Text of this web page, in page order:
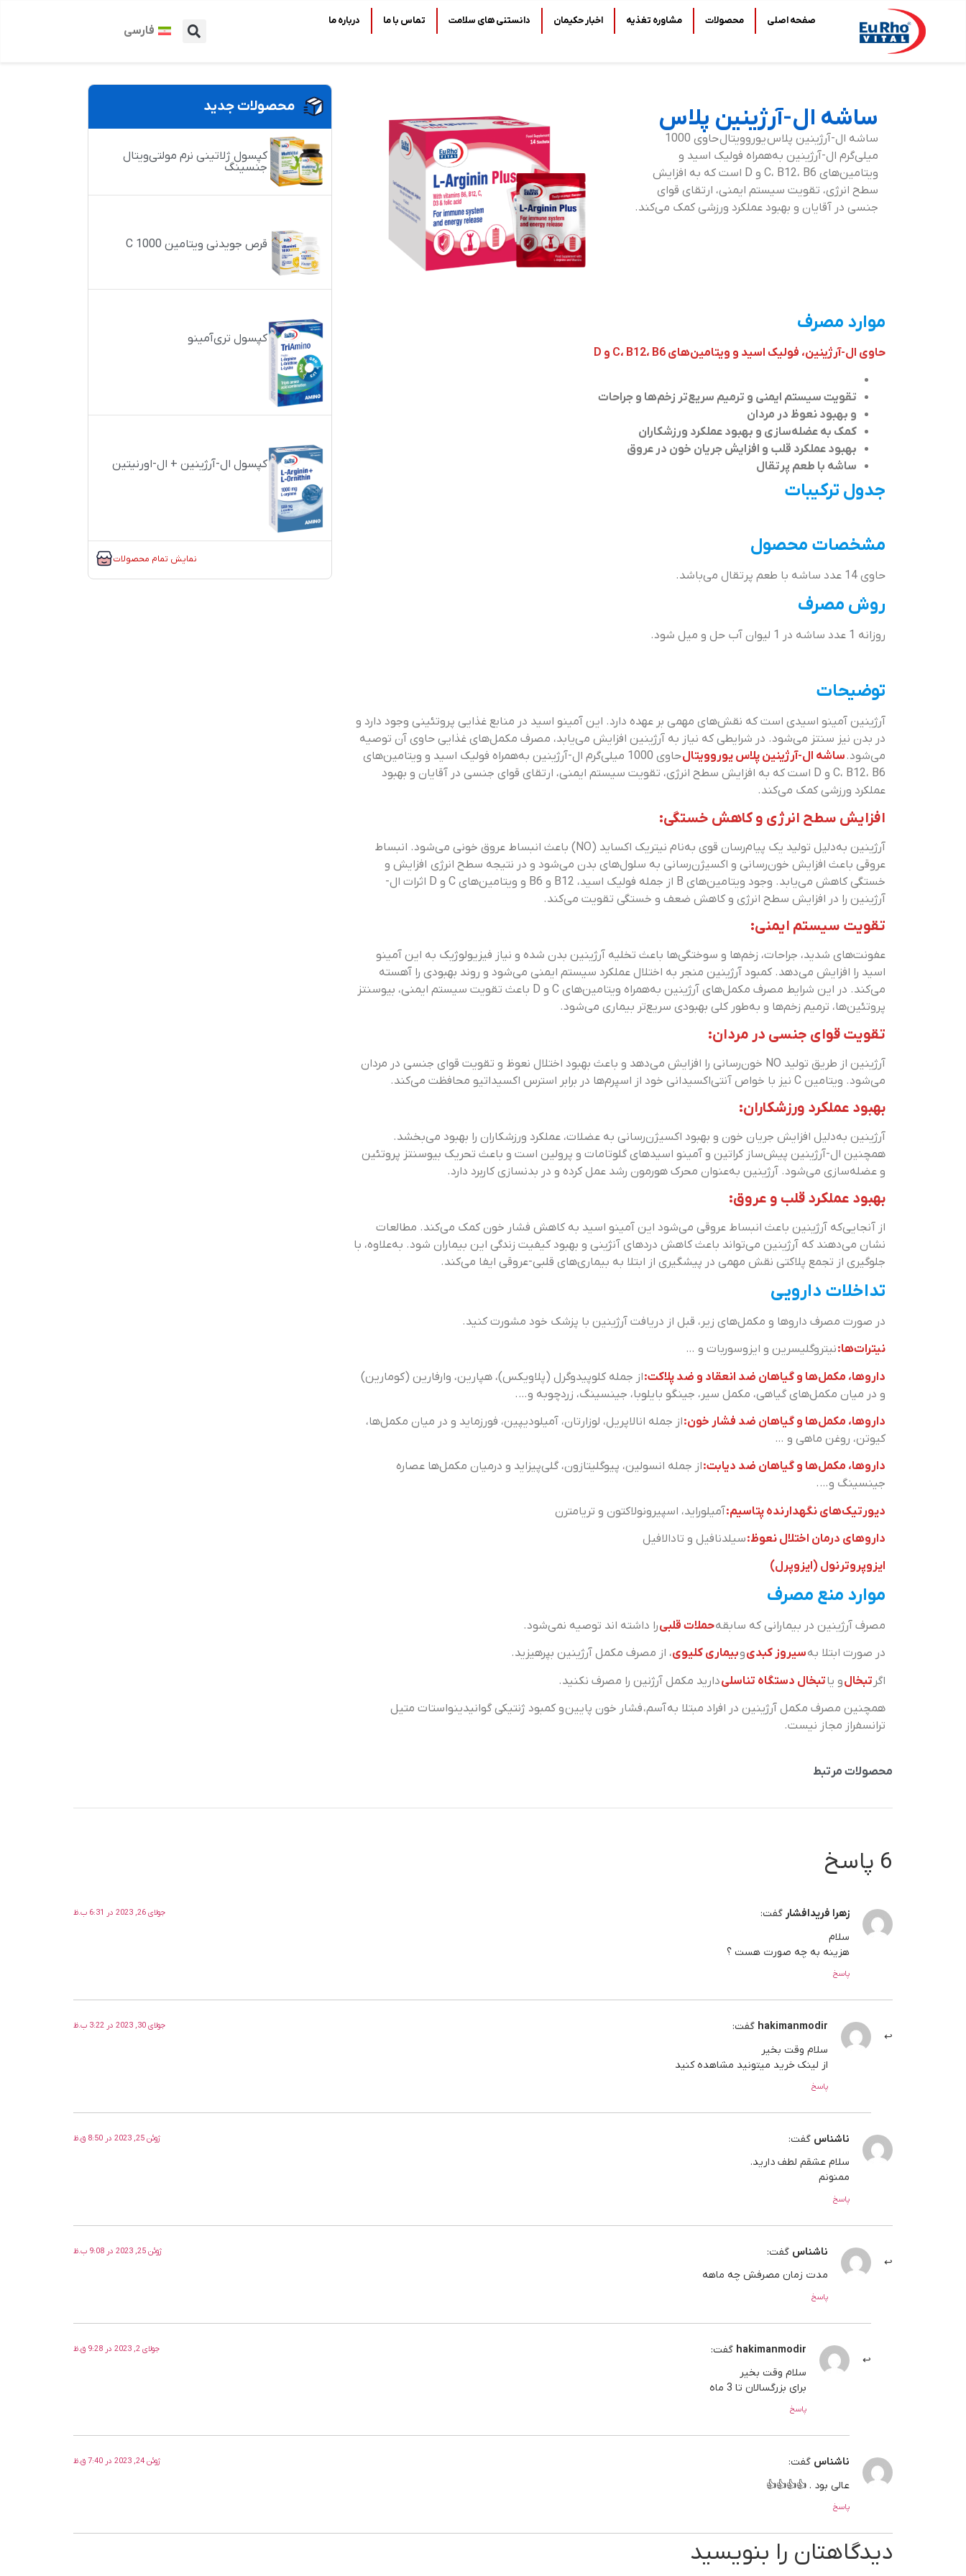
صفحه اصلی محصولات مشاوره تغذیه اخبار حکیمان دانستنی های سلامت تماس با ما درباره ما
فارسی
ساشه ال-آرژینین پلاس
ساشه ال-آرژینین پلاس یوروویتال حاوی 1000
میلی‌گرم ال-آرژینین به‌همراه فولیک اسید و
ویتامین‌های C، B12، B6 و D است که به افزایش
سطح انرژی، تقویت سیستم ایمنی، ارتقای قوای
جنسی در آقایان و بهبود عملکرد ورزشی کمک می‌کند.
موارد مصرف
حاوی ال-آرژینین، فولیک اسید و ویتامین‌های C، B12، B6 و D
تقویت سیستم ایمنی و ترمیم سریع‌تر زخم‌ها و جراحات
و بهبود نعوظ در مردان
کمک به عضله‌سازی و بهبود عملکرد ورزشکاران
بهبود عملکرد قلب و افزایش جریان خون در عروق
ساشه با طعم پرتقال
جدول ترکیبات
مشخصات محصول
حاوی 14 عدد ساشه با طعم پرتقال می‌باشد.
روش مصرف
روزانه 1 عدد ساشه در 1 لیوان آب حل و میل شود.
توضیحات
آرژینین آمینو اسیدی است که نقش‌های مهمی بر عهده دارد. این آمینو اسید در منابع غذایی پروتئینی وجود دارد و
در بدن نیز سنتز می‌شود. در شرایطی که نیاز به آرژینین افزایش می‌یابد، مصرف مکمل‌های غذایی حاوی آن توصیه
می‌شود. ساشه ال-آرژینین پلاس یوروویتال
حاوی 1000 میلی‌گرم ال-آرژینین به‌همراه فولیک اسید و ویتامین‌های
C، B12، B6 و D است که به افزایش سطح انرژی، تقویت سیستم ایمنی، ارتقای قوای جنسی در آقایان و بهبود
عملکرد ورزشی کمک می‌کند.
افزایش سطح انرژی و کاهش خستگی:
آرژینین به‌دلیل تولید یک پیام‌رسان قوی به‌نام نیتریک اکساید (NO) باعث انبساط عروق خونی می‌شود. انبساط
عروقی باعث افزایش خون‌رسانی و اکسیژن‌رسانی به سلول‌های بدن می‌شود و در نتیجه سطح انرژی افزایش و
خستگی کاهش می‌یابد. وجود ویتامین‌های B از جمله فولیک اسید، B12 و B6 و ویتامین‌های C و D اثرات ال-
آرژینین را در افزایش سطح انرژی و کاهش ضعف و خستگی تقویت می‌کند.
تقویت سیستم ایمنی:
عفونت‌های شدید، جراحات، زخم‌ها و سوختگی‌ها باعث تخلیه آرژینین بدن شده و نیاز فیزیولوژیک به این آمینو
اسید را افزایش می‌دهد. کمبود آرژینین منجر به اختلال عملکرد سیستم ایمنی می‌شود و روند بهبودی را آهسته
می‌کند. در این شرایط مصرف مکمل‌های آرژینین به‌همراه ویتامین‌های C و D باعث تقویت سیستم ایمنی، بیوسنتز
پروتئین‌ها، ترمیم زخم‌ها و به‌طور کلی بهبودی سریع‌تر بیماری می‌شود.
تقویت قوای جنسی در مردان:
آرژینین از طریق تولید NO خون‌رسانی را افزایش می‌دهد و باعث بهبود اختلال نعوظ و تقویت قوای جنسی در مردان
می‌شود. ویتامین C نیز با خواص آنتی‌اکسیدانی خود از اسپرم‌ها در برابر استرس اکسیداتیو محافظت می‌کند.
بهبود عملکرد ورزشکاران:
آرژینین به‌دلیل افزایش جریان خون و بهبود اکسیژن‌رسانی به عضلات، عملکرد ورزشکاران را بهبود می‌بخشد.
همچنین ال-آرژینین پیش‌ساز کراتین و آمینو اسیدهای گلوتامات و پرولین است و باعث تحریک بیوسنتز پروتئین
و عضله‌سازی می‌شود. آرژینین به‌عنوان محرک هورمون رشد عمل کرده و در بدنسازی کاربرد دارد.
بهبود عملکرد قلب و عروق:
از آنجایی‌که آرژینین باعث انبساط عروقی می‌شود این آمینو اسید به کاهش فشار خون کمک می‌کند. مطالعات
نشان می‌دهند که آرژینین می‌تواند باعث کاهش دردهای آنژینی و بهبود کیفیت زندگی این بیماران شود. به‌علاوه، با
جلوگیری از تجمع پلاکتی نقش مهمی در پیشگیری از ابتلا به بیماری‌های قلبی-عروقی ایفا می‌کند.
تداخلات دارویی
در صورت مصرف داروها و مکمل‌های زیر، قبل از دریافت آرژینین با پزشک خود مشورت کنید.
نیترات‌ها:نیتروگلیسرین و ایزوسوربات و …
داروها، مکمل‌ها و گیاهان ضد انعقاد و ضد پلاکت:از جمله کلوپیدوگرل (پلاویکس)، هپارین، وارفارین (کومارین)
و در میان مکمل‌های گیاهی، مکمل سیر، جینگو بایلوبا، جینسینگ، زردچوبه و….
داروها، مکمل‌ها و گیاهان ضد فشار خون:از جمله انالاپریل، لوزارتان، آمیلودیپین، فورزماید و در میان مکمل‌ها،
کیوتن، روغن ماهی و …
داروها، مکمل‌ها و گیاهان ضد دیابت:از جمله انسولین، پیوگلیتازون، گلی‌پیزاید و درمیان مکمل‌ها عصاره
جینسینگ و….
دیورتیک‌های نگهدارنده پتاسیم:آمیلوراید، اسپیرونولاکتون و تریامترن
داروهای درمان اختلال نعوظ:سیلدنافیل و تادالافیل
ایزوپروترنول (ایزوپرل)
موارد منع مصرف
مصرف آرژینین در بیمارانی که سابقهحملات قلبیرا داشته اند توصیه نمی‌شود.
در صورت ابتلا بهسیروز کبدیوبیماری کلیوی، از مصرف مکمل آرژینین بپرهیزید.
اگر تبخالو یاتبخال دستگاه تناسلیدارید مکمل آرژنین را مصرف نکنید.
همچنین مصرف مکمل آرژینین در افراد مبتلا به آسم، فشار خون پایینو کمبود ژنتیکی گوانیدینواستات متیل
ترانسفراز مجاز نیست.
محصولات جدید
کپسول ژلاتینی نرم مولتی‌ویتال
جنسینگ
قرص جویدنی ویتامین C 1000
کپسول تری‌آمینو
کپسول ال-آرژینین + ال-اورنیتین
نمایش تمام محصولات
محصولات مرتبط
6 پاسخ
زهرا فریدافشار گفت: جولای 26, 2023 در 6:31 ب.ظ
سلام
هزینه به چه صورت هست ؟
پاسخ
hakimanmodir گفت: جولای 30, 2023 در 3:22 ب.ظ
سلام وقت بخیر
از لینک خرید میتونید مشاهده کنید
پاسخ
ناشناس گفت: ژوئن 25, 2023 در 8:50 ق.ظ
سلام عشقم لطف دارید.
ممنونم
پاسخ
ناشناس گفت: ژوئن 25, 2023 در 9:08 ب.ظ
مدت زمان مصرفش چه ماهه
پاسخ
hakimanmodir گفت: جولای 2, 2023 در 9:28 ق.ظ
سلام وقت بخیر
برای بزرگسالان تا 3 ماه
پاسخ
ناشناس گفت: ژوئن 24, 2023 در 7:40 ق.ظ
عالی بود . 👍👍👍👍
پاسخ
دیدگاهتان را بنویسید